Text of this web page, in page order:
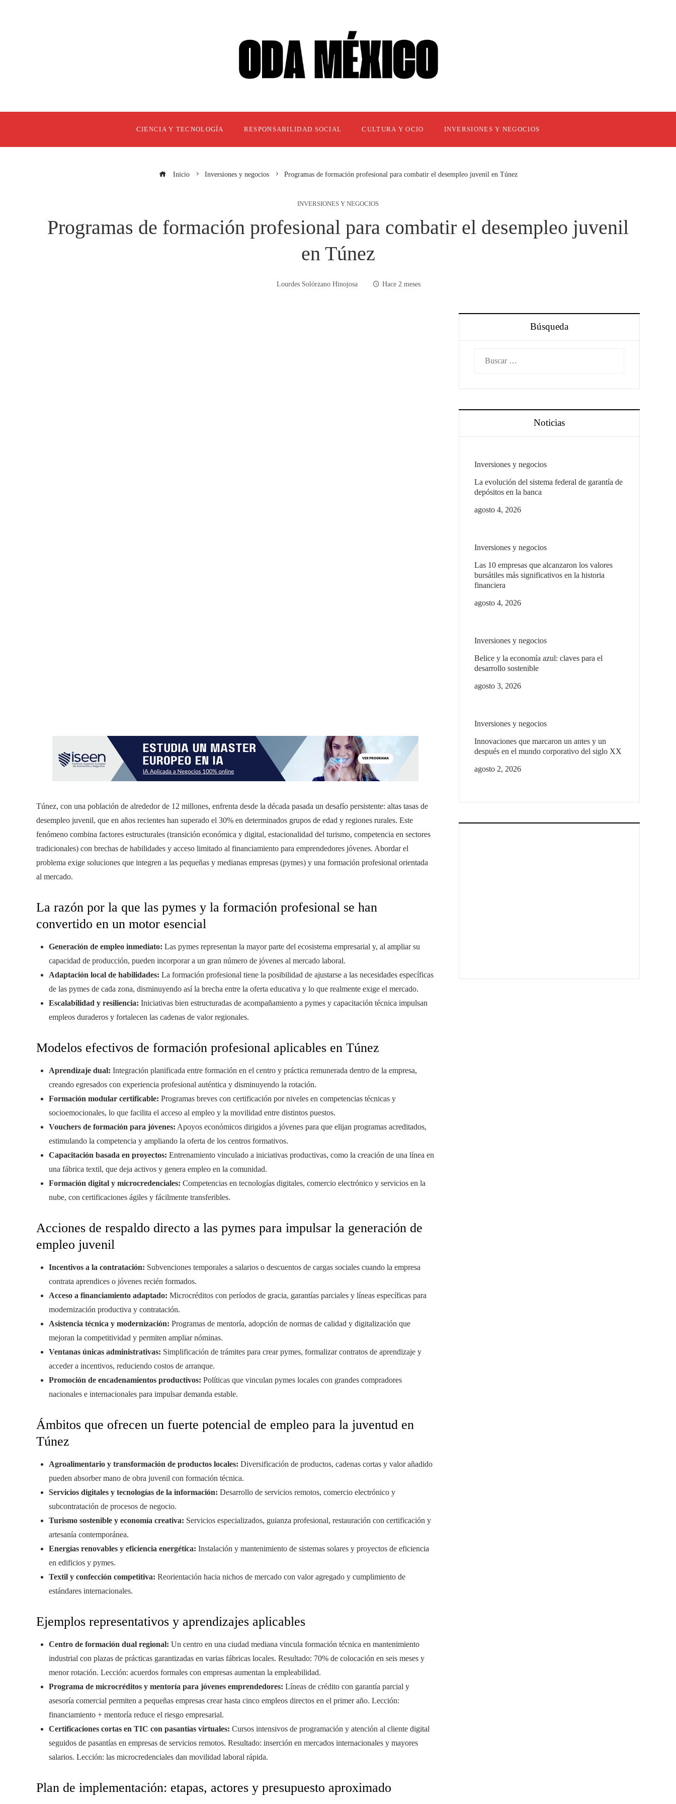
CIENCIA Y TECNOLOGÍA RESPONSABILIDAD SOCIAL CULTURA Y OCIO INVERSIONES Y NEGOCIOS
Inicio Inversiones y negocios Programas de formación profesional para combatir el desempleo juvenil en Túnez
INVERSIONES Y NEGOCIOS
Programas de formación profesional para combatir el desempleo juvenil
en Túnez
Lourdes Solórzano Hinojosa Hace 2 meses
Túnez, con una población de alrededor de 12 millones, enfrenta desde la década pasada un desafío persistente: altas tasas de
desempleo juvenil, que en años recientes han superado el 30% en determinados grupos de edad y regiones rurales. Este
fenómeno combina factores estructurales (transición económica y digital, estacionalidad del turismo, competencia en sectores
tradicionales) con brechas de habilidades y acceso limitado al financiamiento para emprendedores jóvenes. Abordar el
problema exige soluciones que integren a las pequeñas y medianas empresas (pymes) y una formación profesional orientada
al mercado.
La razón por la que las pymes y la formación profesional se han
convertido en un motor esencial
Generación de empleo inmediato: Las pymes representan la mayor parte del ecosistema empresarial y, al ampliar su
capacidad de producción, pueden incorporar a un gran número de jóvenes al mercado laboral.
Adaptación local de habilidades: La formación profesional tiene la posibilidad de ajustarse a las necesidades específicas
de las pymes de cada zona, disminuyendo así la brecha entre la oferta educativa y lo que realmente exige el mercado.
Escalabilidad y resiliencia: Iniciativas bien estructuradas de acompañamiento a pymes y capacitación técnica impulsan
empleos duraderos y fortalecen las cadenas de valor regionales.
Modelos efectivos de formación profesional aplicables en Túnez
Aprendizaje dual: Integración planificada entre formación en el centro y práctica remunerada dentro de la empresa,
creando egresados con experiencia profesional auténtica y disminuyendo la rotación.
Formación modular certificable: Programas breves con certificación por niveles en competencias técnicas y
socioemocionales, lo que facilita el acceso al empleo y la movilidad entre distintos puestos.
Vouchers de formación para jóvenes: Apoyos económicos dirigidos a jóvenes para que elijan programas acreditados,
estimulando la competencia y ampliando la oferta de los centros formativos.
Capacitación basada en proyectos: Entrenamiento vinculado a iniciativas productivas, como la creación de una línea en
una fábrica textil, que deja activos y genera empleo en la comunidad.
Formación digital y microcredenciales: Competencias en tecnologías digitales, comercio electrónico y servicios en la
nube, con certificaciones ágiles y fácilmente transferibles.
Acciones de respaldo directo a las pymes para impulsar la generación de
empleo juvenil
Incentivos a la contratación: Subvenciones temporales a salarios o descuentos de cargas sociales cuando la empresa
contrata aprendices o jóvenes recién formados.
Acceso a financiamiento adaptado: Microcréditos con períodos de gracia, garantías parciales y líneas específicas para
modernización productiva y contratación.
Asistencia técnica y modernización: Programas de mentoría, adopción de normas de calidad y digitalización que
mejoran la competitividad y permiten ampliar nóminas.
Ventanas únicas administrativas: Simplificación de trámites para crear pymes, formalizar contratos de aprendizaje y
acceder a incentivos, reduciendo costos de arranque.
Promoción de encadenamientos productivos: Políticas que vinculan pymes locales con grandes compradores
nacionales e internacionales para impulsar demanda estable.
Ámbitos que ofrecen un fuerte potencial de empleo para la juventud en
Túnez
Agroalimentario y transformación de productos locales: Diversificación de productos, cadenas cortas y valor añadido
pueden absorber mano de obra juvenil con formación técnica.
Servicios digitales y tecnologías de la información: Desarrollo de servicios remotos, comercio electrónico y
subcontratación de procesos de negocio.
Turismo sostenible y economía creativa: Servicios especializados, guianza profesional, restauración con certificación y
artesanía contemporánea.
Energías renovables y eficiencia energética: Instalación y mantenimiento de sistemas solares y proyectos de eficiencia
en edificios y pymes.
Textil y confección competitiva: Reorientación hacia nichos de mercado con valor agregado y cumplimiento de
estándares internacionales.
Ejemplos representativos y aprendizajes aplicables
Centro de formación dual regional: Un centro en una ciudad mediana vincula formación técnica en mantenimiento
industrial con plazas de prácticas garantizadas en varias fábricas locales. Resultado: 70% de colocación en seis meses y
menor rotación. Lección: acuerdos formales con empresas aumentan la empleabilidad.
Programa de microcréditos y mentoría para jóvenes emprendedores: Líneas de crédito con garantía parcial y
asesoría comercial permiten a pequeñas empresas crear hasta cinco empleos directos en el primer año. Lección:
financiamiento + mentoría reduce el riesgo empresarial.
Certificaciones cortas en TIC con pasantías virtuales: Cursos intensivos de programación y atención al cliente digital
seguidos de pasantías en empresas de servicios remotos. Resultado: inserción en mercados internacionales y mayores
salarios. Lección: las microcredenciales dan movilidad laboral rápida.
Plan de implementación: etapas, actores y presupuesto aproximado
Búsqueda
Noticias
Inversiones y negocios
La evolución del sistema federal de garantía de
depósitos en la banca
agosto 4, 2026
Inversiones y negocios
Las 10 empresas que alcanzaron los valores
bursátiles más significativos en la historia
financiera
agosto 4, 2026
Inversiones y negocios
Belice y la economía azul: claves para el
desarrollo sostenible
agosto 3, 2026
Inversiones y negocios
Innovaciones que marcaron un antes y un
después en el mundo corporativo del siglo XX
agosto 2, 2026